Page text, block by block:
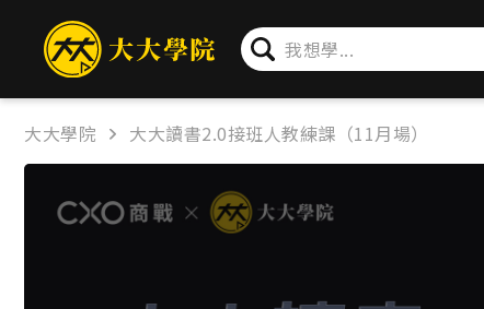
簡介 問卷 公告
大大學院 大大讀書2.0接班人教練課（11月場）